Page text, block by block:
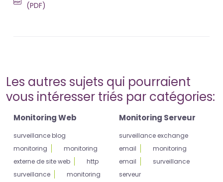
(PDF)
Les autres sujets qui pourraient
vous intéresser triés par catégories:
Monitoring Web
surveillance blog
monitoring
monitoring
externe de site web
http
surveillance
monitoring
Monitoring Serveur
surveillance exchange
email
monitoring
email
surveillance
serveur